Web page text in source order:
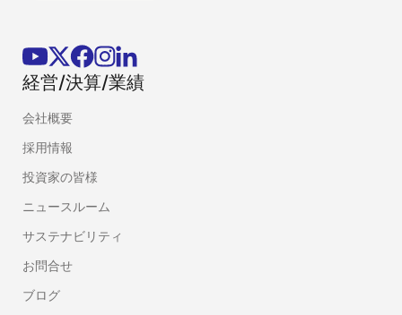
経営/決算/業績
会社概要
採用情報
投資家の皆様
ニュースルーム
サステナビリティ
お問合せ
ブログ